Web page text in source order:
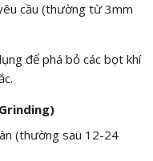
cầu (thường từ 3mm
để phá bỏ các bọt khí
(thường sau 12-24